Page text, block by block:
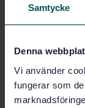
Samtycke
Denna
Vi använder
fungerar som
Participants